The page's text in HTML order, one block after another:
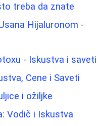
treba da znate
Hijaluronom -
- Iskustva i saveti
Cene i Saveti
i ožiljke
Vodič i Iskustva